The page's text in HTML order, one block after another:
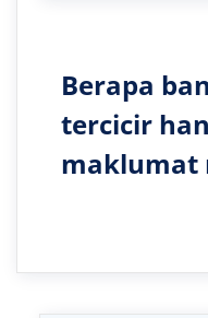
Berapa
tercicir
maklumat